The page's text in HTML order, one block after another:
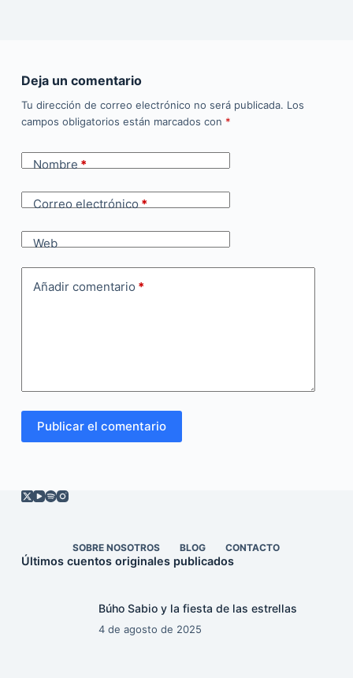
Deja un comentario
Tu dirección de correo electrónico no será publicada. Los
campos obligatorios están marcados con *
Nombre*
Correo electrónico*
Web
Añadir comentario *
Publicar el comentario
SOBRE NOSOTROS BLOG CONTACTO
Últimos cuentos originales publicados
Búho Sabio y la fiesta de las estrellas
4 de agosto de 2025